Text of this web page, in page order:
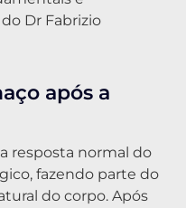
Dr Fabrizio
após a
resposta normal do
fazendo parte do
do corpo. Após